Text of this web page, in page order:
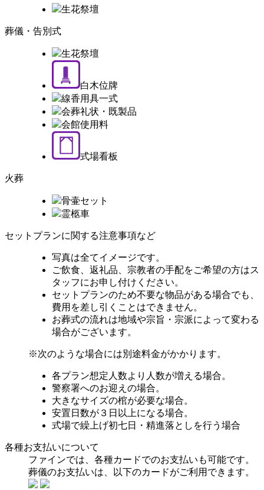
生花祭壇
葬儀・告別式
生花祭壇
白木位牌
線香用具一式
会葬礼状・既製品
会館使用料
式場看板
火葬
骨壷セット
霊柩車
セットプランに関する注意事項など
写真は全てイメージです。
ご飲食、返礼品、宗教者の手配をご希望の方はス
タッフにお申し付けください。
セットプランのため不要な物品がある場合でも、
費用を差し引くことはできません。
お葬式の流れは地域や宗旨・宗派によって変わる
場合がございます。
※次のような場合には別途料金がかかります。
各プラン想定人数より人数が増える場合。
警察署へのお迎えの場合。
大きなサイズの棺が必要な場合。
安置日数が３日以上になる場合。
式場で繰上げ初七日・精進落としを行う場合
各種お支払いについて
ファインでは、各種カードでのお支払いも可能です。
葬儀のお支払いは、以下のカードがご利用できます。